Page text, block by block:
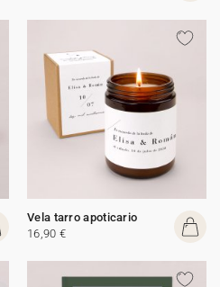
Vela tarro apoticario
16,90 €